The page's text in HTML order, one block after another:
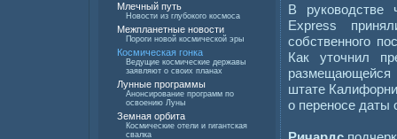
Млечный путь
Новости из глубокого космоса
Межпланетные новости
Пороги новой космической эры
Космическая гонка
Ведущие космические державы
заявляют о своих планах
Лунные программы
Анонсирование программ по
освоению Луны
Земная орбита
Космические отели и гигантская
свалка
В руководстве
Express
собственного
Как уточнил
штате
о переносе даты